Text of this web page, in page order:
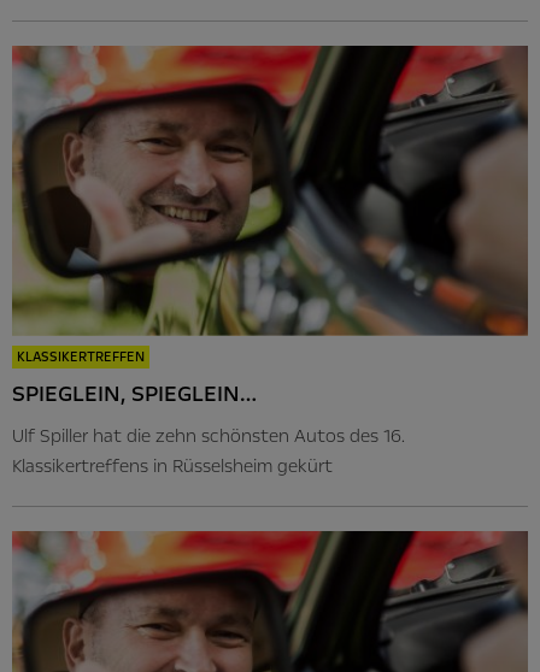
KLASSIKERTREFFEN
SPIEGLEIN, SPIEGLEIN…
Ulf Spiller hat die zehn schönsten Autos des 16.
Klassikertreffens in Rüsselsheim gekürt